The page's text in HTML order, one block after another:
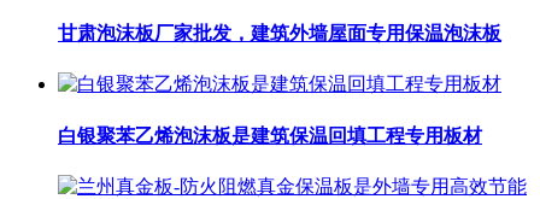
甘肃泡沫板厂家批发，建筑外墙屋面专用保温泡沫板
白银聚苯乙烯泡沫板是建筑保温回填工程专用板材